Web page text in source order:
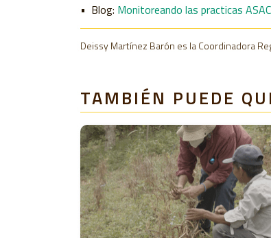
Blog: Monitoreando las practicas
Deissy Martínez Barón es la Coordinadora
TAMBIÉN PUEDE